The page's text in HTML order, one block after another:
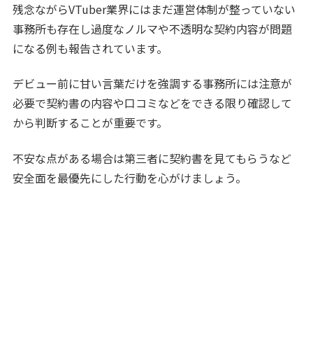
残念ながらVTuber業界にはまだ運営体制が整っていない
事務所も存在し過度なノルマや不透明な契約内容が問題
になる例も報告されています。
デビュー前に甘い言葉だけを強調する事務所には注意が
必要で契約書の内容や口コミなどをできる限り確認して
から判断することが重要です。
不安な点がある場合は第三者に契約書を見てもらうなど
安全面を最優先にした行動を心がけましょう。